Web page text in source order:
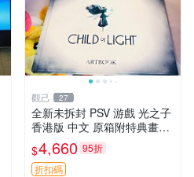
觀己 27
全新未拆封 PSV 游戲 光之子
香港版 中文 原箱附特典畫冊
輝耀上市嚴選商品 光之子 港
版 PSV 特典畫冊
$4,660 95折
折扣碼